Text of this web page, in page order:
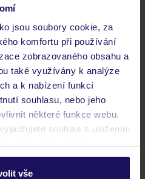
jsou soubory cookie, za
komfortu při používání
zobrazovaného obsahu a
také využívány k analýze
a k nabízení funkcí
souhlasu, nebo jeho
některé funkce webu.
souhlas s uložením
vše